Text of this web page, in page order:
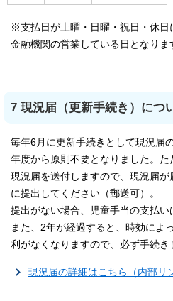
※支払日が土曜・日曜・祝日・休日
金融機関の営業している日となりま
7 現況届（更新手続き）につ
毎年6月に更新手続きとして現況届
年度から原則不要となりました。た
現況届を送付しますので、現況届
に提出してください（郵送可）。
提出がない場合、児童手当の支払い
また、2年が経過すると、時効によ
利がなくなりますので、必ず手続き
現況届の詳細はこちら（内部リ